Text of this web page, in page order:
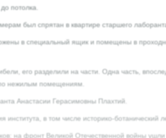
потолка.
был спрятан в квартире старшего
в специальный ящик и помещены в
его разделили на части. Одна часть,
нежилым помещениям.
Анастасии Герасимовны Плахтий.
в том числе историко-ботанический
на фронт Великой Отечественной войны